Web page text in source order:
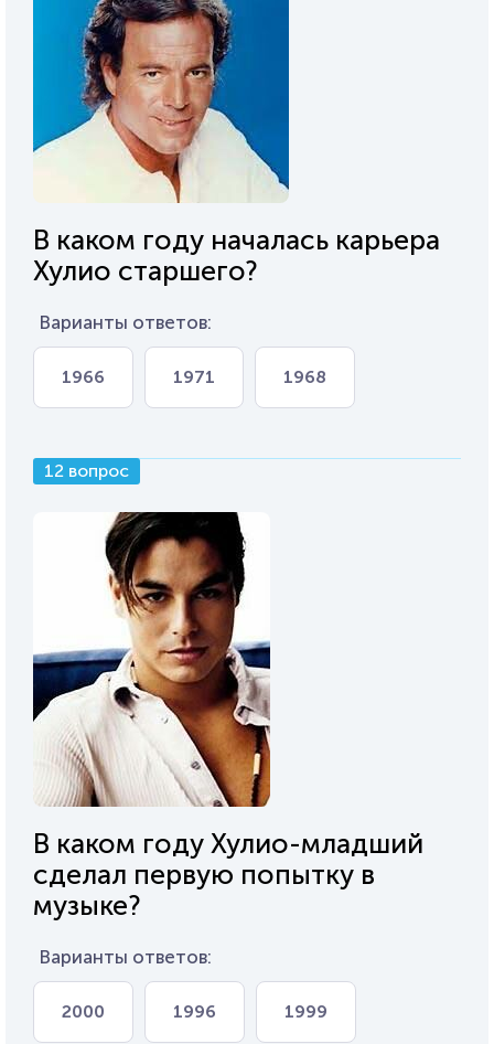
В каком году началась карьера
Хулио старшего?
Варианты ответов:
1966 1971 1968
12 вопрос
В каком году Хулио-младший
сделал первую попытку в
музыке?
Варианты ответов:
2000 1996 1999